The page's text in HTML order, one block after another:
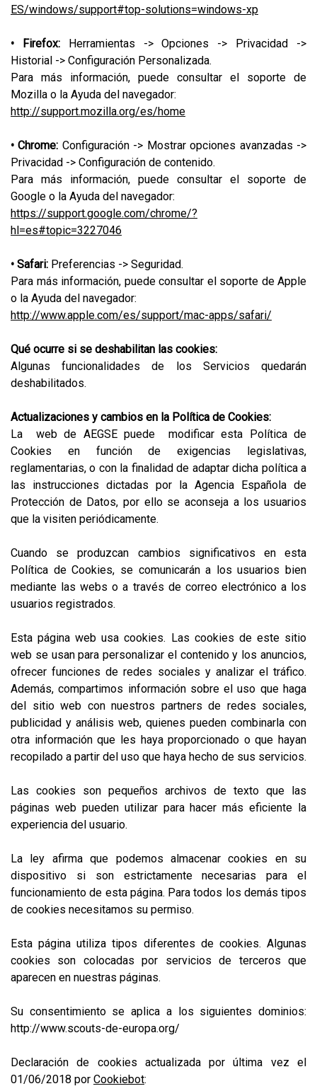
ES/windows/support#top-solutions=windows-xp
• Firefox:Herramientas -> Opciones -> Privacidad ->
Historial -> Configuración Personalizada.
Para más información, puede consultar el soporte de
Mozilla o la Ayuda del navegador:
http://support.mozilla.org/es/home
• Chrome: Configuración -> Mostrar opciones avanzadas ->
Privacidad -> Configuración de contenido.
Para más información, puede consultar el soporte de
Google o la Ayuda del navegador:
https://support.google.com/chrome/?
hl=es#topic=3227046
• Safari: Preferencias -> Seguridad.
Para más información, puede consultar el soporte de Apple
o la Ayuda del navegador:
http://www.apple.com/es/support/mac-apps/safari/
Qué ocurre si se deshabilitan las cookies:
Algunas funcionalidades de los Servicios quedarán
deshabilitados.
Actualizaciones y cambios en la Política de Cookies:
La web de AEGSE puede modificar esta Política de
Cookies en función de exigencias legislativas,
reglamentarias, o con la finalidad de adaptar dicha política a
las instrucciones dictadas por la Agencia Española de
Protección de Datos, por ello se aconseja a los usuarios
que la visiten periódicamente.
Cuando se produzcan cambios significativos en esta
Política de Cookies, se comunicarán a los usuarios bien
mediante las webs o a través de correo electrónico a los
usuarios registrados.
Esta página web usa cookies. Las cookies de este sitio
web se usan para personalizar el contenido y los anuncios,
ofrecer funciones de redes sociales y analizar el tráfico.
Además, compartimos información sobre el uso que haga
del sitio web con nuestros partners de redes sociales,
publicidad y análisis web, quienes pueden combinarla con
otra información que les haya proporcionado o que hayan
recopilado a partir del uso que haya hecho de sus servicios.
Las cookies son pequeños archivos de texto que las
páginas web pueden utilizar para hacer más eficiente la
experiencia del usuario.
La ley afirma que podemos almacenar cookies en su
dispositivo si son estrictamente necesarias para el
funcionamiento de esta página. Para todos los demás tipos
de cookies necesitamos su permiso.
Esta página utiliza tipos diferentes de cookies. Algunas
cookies son colocadas por servicios de terceros que
aparecen en nuestras páginas.
Su consentimiento se aplica a los siguientes dominios:
http://www.scouts-de-europa.org/
Declaración de cookies actualizada por última vez el
01/06/2018 por Cookiebot: